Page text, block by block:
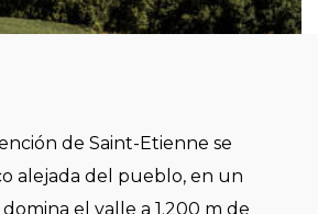
de Saint-Etienne se
alejada del pueblo, en un
el valle a 1.200 m de